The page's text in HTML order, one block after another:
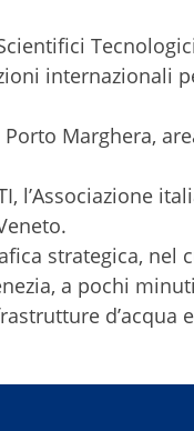
internazionali
Porto Marghera,
l’Associazione
strategica, nel
a pochi
d’acqua